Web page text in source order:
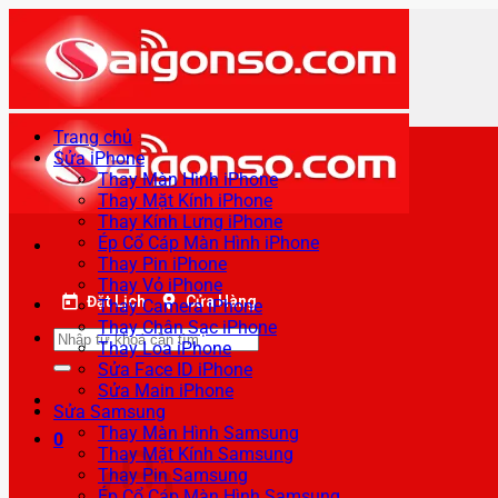
qua
nội
dung
Đặt Lịch Cửa Hàng
Tìm
kiếm:
0
Trang chủ
Sửa iPhone
Thay Màn Hình iPhone
Thay Mặt Kính iPhone
Thay Kính Lưng iPhone
Ép Cổ Cáp Màn Hình iPhone
Thay Pin iPhone
Thay Vỏ iPhone
Thay Camera iPhone
Thay Chân Sạc iPhone
Thay Loa iPhone
Sửa Face ID iPhone
Sửa Main iPhone
Sửa Samsung
Thay Màn Hình Samsung
Thay Mặt Kính Samsung
Thay Pin Samsung